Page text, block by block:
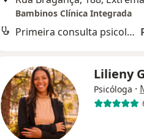
Bambinos Clínica Integrada
Primeira consulta psicologia
Lilieny
Psicóloga ·